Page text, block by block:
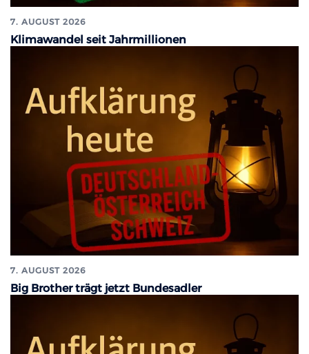
7. AUGUST 2026
Klimawandel seit Jahrmillionen
7. AUGUST 2026
Big Brother trägt jetzt Bundesadler